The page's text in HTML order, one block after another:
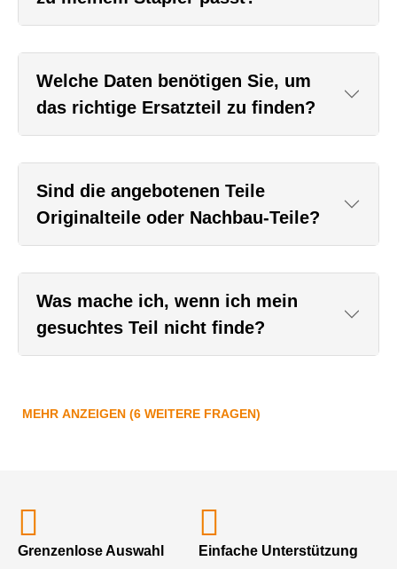
Welche Daten benötigen Sie, um
das richtige Ersatzteil zu finden?
Sind die angebotenen Teile
Originalteile oder Nachbau-Teile?
Was mache ich, wenn ich mein
gesuchtes Teil nicht finde?
MEHR ANZEIGEN (6 WEITERE FRAGEN)
Grenzenlose Auswahl Einfache Unterstützung